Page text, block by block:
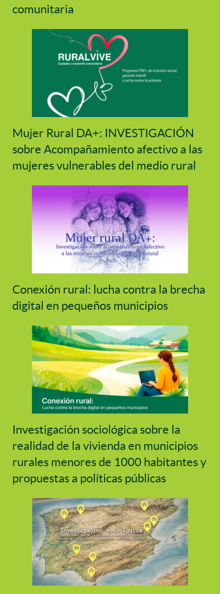
comunitaria
Mujer Rural DA+: INVESTIGACIÓN
sobre Acompañamiento afectivo a las
mujeres vulnerables del medio rural
Conexión rural: lucha contra la brecha
digital en pequeños municipios
Investigación sociológica sobre la
realidad de la vivienda en municipios
rurales menores de 1000 habitantes y
propuestas a políticas públicas